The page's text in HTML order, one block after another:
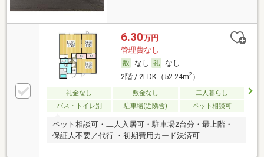
6.30万円
管理費なし
なし
なし
2階 / 2LDK（52.24m2）
礼金なし 敷金なし
二人暮らし
バス・トイレ別
駐車場(近隣含) ペット相談可
ペット相談可・二人入居可・駐車場2台分・最上階・
保証人不要／代行 ・初期費用カード決済可